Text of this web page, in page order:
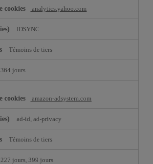
analytics.yahoo.com
IDSYNC
Témoins de tiers
364 jours
amazon-adsystem.com
ad-id, ad-privacy
Témoins de tiers
227 jours, 399 jours